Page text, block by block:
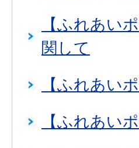
【ふれあい
関して
【ふれあい
【ふれあい